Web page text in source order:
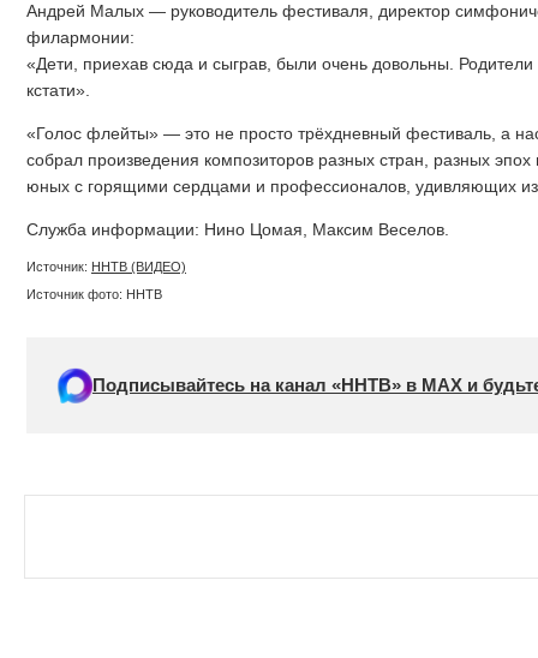
Андрей Малых — руководитель фестиваля, директор
филармонии:
«Дети, приехав сюда и сыграв, были очень довольны.
кстати».
«Голос флейты» — это не просто трёхдневный фестиваль, а
собрал произведения композиторов разных стран, разных
юных с горящими сердцами и профессионалов, удивляющих
Служба информации: Нино Цомая, Максим Веселов.
Источник: ННТВ (ВИДЕО)
Источник фото: ННТВ
Подписывайтесь на канал «ННТВ» в МАХ и